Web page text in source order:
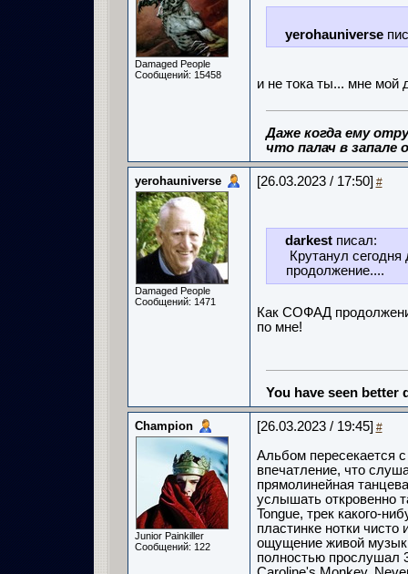
Damaged People
Сообщений: 15458
yerohauniverse
и не тока ты... мне мой
Даже когда ему
что палач в запале
yerohauniverse
Damaged People
Сообщений: 1471
[26.03.2023 / 17:50] #
darkestписал:
Крутанул
продолжение....
Как СОФАД
по мне!
You have seen better
Champion
Junior Painkiller
Сообщений: 122
[26.03.2023 / 19:45] #
Альбом пересекается
впечатление, что
прямолинейная
услышать откровенно
Tongue, трек какого-
пластинке нотки
ощущение живой
полностью прослушал